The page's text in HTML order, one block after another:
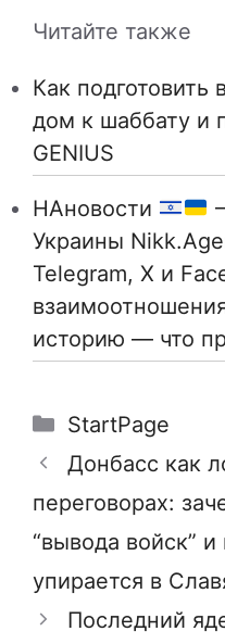
Читайте также
Как
дом к шаббату и
GENIUS
НАновости
Украины
Telegram, X и
историю — что
Рубрики
StartPage
Донбасс как
переговорах:
“вывода войск”
упирается в
Последний